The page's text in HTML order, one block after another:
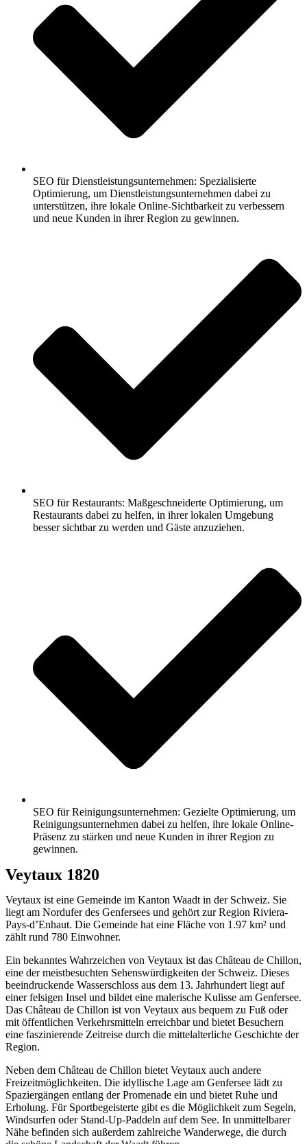
SEO für Dienstleistungsunternehmen: Spezialisierte
Optimierung, um Dienstleistungsunternehmen dabei zu
unterstützen, ihre lokale Online-Sichtbarkeit zu verbessern
und neue Kunden in ihrer Region zu gewinnen.
SEO für Restaurants: Maßgeschneiderte Optimierung, um
Restaurants dabei zu helfen, in ihrer lokalen Umgebung
besser sichtbar zu werden und Gäste anzuziehen.
SEO für Reinigungsunternehmen: Gezielte Optimierung, um
Reinigungsunternehmen dabei zu helfen, ihre lokale Online-
Präsenz zu stärken und neue Kunden in ihrer Region zu
gewinnen.
Veytaux 1820
Veytaux ist eine Gemeinde im Kanton Waadt in der Schweiz. Sie
liegt am Nordufer des Genfersees und gehört zur Region Riviera-
Pays-d’Enhaut. Die Gemeinde hat eine Fläche von 1.97 km² und
zählt rund 780 Einwohner.
Ein bekanntes Wahrzeichen von Veytaux ist das Château de Chillon,
eine der meistbesuchten Sehenswürdigkeiten der Schweiz. Dieses
beeindruckende Wasserschloss aus dem 13. Jahrhundert liegt auf
einer felsigen Insel und bildet eine malerische Kulisse am Genfersee.
Das Château de Chillon ist von Veytaux aus bequem zu Fuß oder
mit öffentlichen Verkehrsmitteln erreichbar und bietet Besuchern
eine faszinierende Zeitreise durch die mittelalterliche Geschichte der
Region.
Neben dem Château de Chillon bietet Veytaux auch andere
Freizeitmöglichkeiten. Die idyllische Lage am Genfersee lädt zu
Spaziergängen entlang der Promenade ein und bietet Ruhe und
Erholung. Für Sportbegeisterte gibt es die Möglichkeit zum Segeln,
Windsurfen oder Stand-Up-Paddeln auf dem See. In unmittelbarer
Nähe befinden sich außerdem zahlreiche Wanderwege, die durch